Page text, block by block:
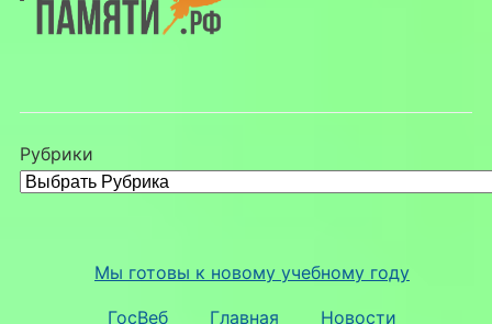
Рубрики
Мы готовы к новому учебному году
ГосВеб Главная Новости